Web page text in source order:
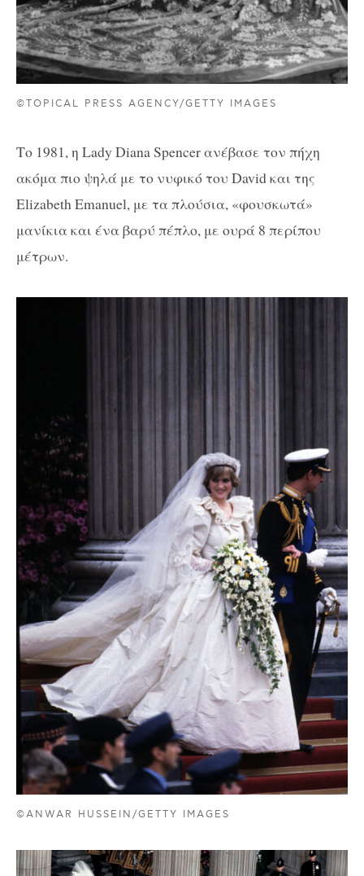
©TOPICAL PRESS AGENCY/GETTY IMAGES
Το 1981, η Lady Diana Spencer ανέβασε τον πήχη
ακόμα πιο ψηλά με το νυφικό του David και της
Elizabeth Emanuel, με τα πλούσια, «φουσκωτά»
μανίκια και ένα βαρύ πέπλο, με ουρά 8 περίπου
μέτρων.
©ANWAR HUSSEIN/GETTY IMAGES